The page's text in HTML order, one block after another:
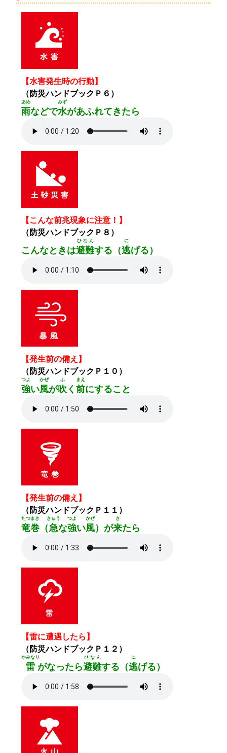
【水害発生時の行動】
（防災ハンドブックＰ６）
雨
あめ
などで水
みず
があふれてきたら
【こんな前兆現象に注意！】
（防災ハンドブックＰ８）
こんなときは避難
ひなん
する（逃
に
げる）
【発生前の備え】
（防災ハンドブックＰ１０）
強
つよ
い風
かぜ
が吹
ふ
く 前
まえ
にすること
【発生前の備え】
（防災ハンドブックＰ１１）
竜巻
たつまき
（急
きゅう
な強
つよ
い風
かぜ
）が来
き
たら
【雷に遭遇したら】
（防災ハンドブックＰ１２）
雷
かみなり
がなったら避難
ひなん
する（逃
に
げる）